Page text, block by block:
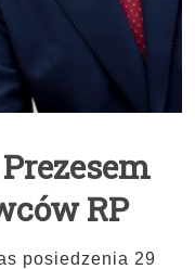
RP
posiedzenia 29